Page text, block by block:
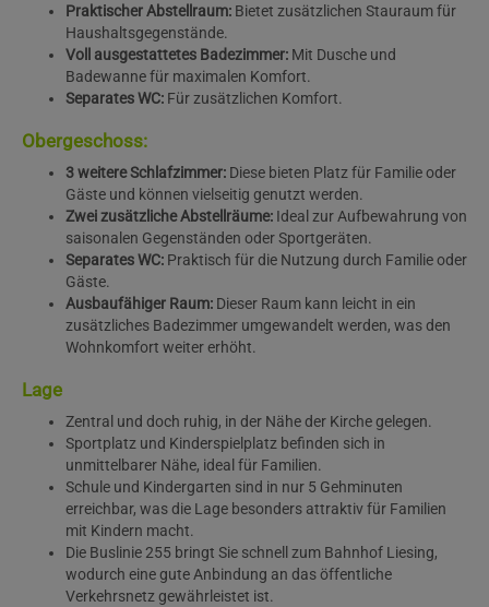
Praktischer Abstellraum: Bietet zusätzlichen Stauraum für
Haushaltsgegenstände.
Voll ausgestattetes Badezimmer: Mit Dusche und
Badewanne für maximalen Komfort.
Separates WC: Für zusätzlichen Komfort.
Obergeschoss:
3 weitere Schlafzimmer: Diese bieten Platz für Familie oder
Gäste und können vielseitig genutzt werden.
Zwei zusätzliche Abstellräume: Ideal zur Aufbewahrung von
saisonalen Gegenständen oder Sportgeräten.
Separates WC: Praktisch für die Nutzung durch Familie oder
Gäste.
Ausbaufähiger Raum: Dieser Raum kann leicht in ein
zusätzliches Badezimmer umgewandelt werden, was den
Wohnkomfort weiter erhöht.
Lage
Zentral und doch ruhig, in der Nähe der Kirche gelegen.
Sportplatz und Kinderspielplatz befinden sich in
unmittelbarer Nähe, ideal für Familien.
Schule und Kindergarten sind in nur 5 Gehminuten
erreichbar, was die Lage besonders attraktiv für Familien
mit Kindern macht.
Die Buslinie 255 bringt Sie schnell zum Bahnhof Liesing,
wodurch eine gute Anbindung an das öffentliche
Verkehrsnetz gewährleistet ist.